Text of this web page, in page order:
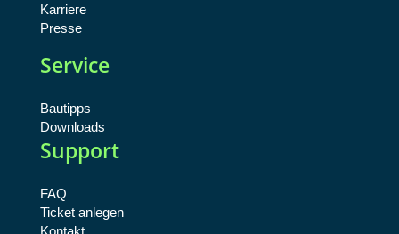
Karriere
Presse
Service
Bautipps
Downloads
Support
FAQ
Ticket anlegen
Kontakt